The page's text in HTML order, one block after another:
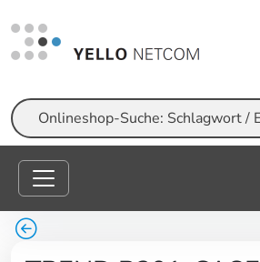
Suche